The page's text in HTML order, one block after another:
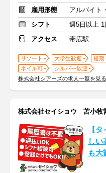
雇用形態
アルバイト
シフト
週5日以上
アクセス
帯広駅
リゾート 大学生歓迎
短期
ネイル可
シルバー歓迎
株式会社シアーズの求人一覧を見る
株式会社セイショウ 苫小牧
【
しい
も大